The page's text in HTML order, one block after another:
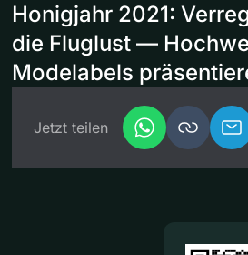
Honigjahr 2021:
die Fluglust —
Modelabels
Jetzt teilen